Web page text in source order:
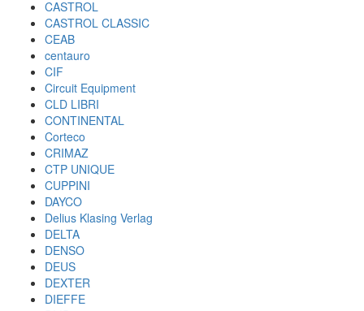
CASTROL
CASTROL CLASSIC
CEAB
centauro
CIF
Circuit Equipment
CLD LIBRI
CONTINENTAL
Corteco
CRIMAZ
CTP UNIQUE
CUPPINI
DAYCO
Delius Klasing Verlag
DELTA
DENSO
DEUS
DEXTER
DIEFFE